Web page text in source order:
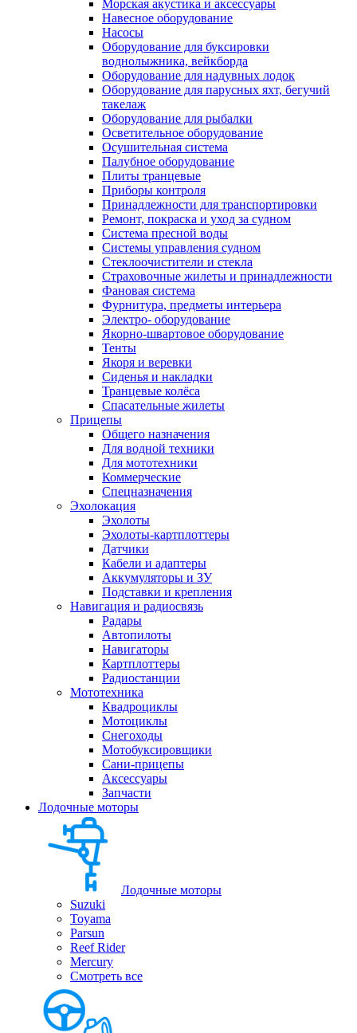
Морская акустика и аксессуары
Навесное оборудование
Насосы
Оборудование для буксировки
воднолыжника, вейкборда
Оборудование для надувных лодок
Оборудование для парусных яхт, бегучий
такелаж
Оборудование для рыбалки
Осветительное оборудование
Осушительная система
Палубное оборудование
Плиты транцевые
Приборы контроля
Принадлежности для транспортировки
Ремонт, покраска и уход за судном
Система пресной воды
Системы управления судном
Стеклоочистители и стекла
Страховочные жилеты и принадлежности
Фановая система
Фурнитура, предметы интерьера
Электро- оборудование
Якорно-швартовое оборудование
Тенты
Якоря и веревки
Сиденья и накладки
Транцевые колёса
Спасательные жилеты
Прицепы
Общего назначения
Для водной техники
Для мототехники
Коммерческие
Спецназначения
Эхолокация
Эхолоты
Эхолоты-картплоттеры
Датчики
Кабели и адаптеры
Аккумуляторы и ЗУ
Подставки и крепления
Навигация и радиосвязь
Радары
Автопилоты
Навигаторы
Картплоттеры
Радиостанции
Мототехника
Квадроциклы
Мотоциклы
Снегоходы
Мотобуксировщики
Сани-прицепы
Аксессуары
Запчасти
Лодочные моторы
Лодочные моторы
Suzuki
Toyama
Parsun
Reef Rider
Mercury
Смотреть все